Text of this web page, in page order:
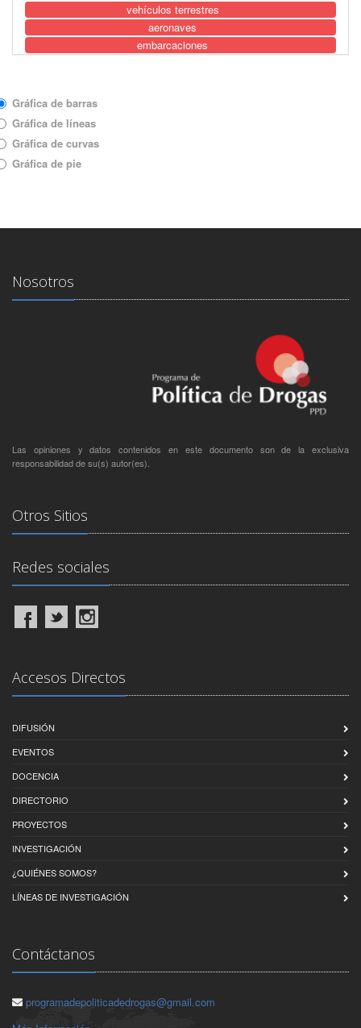
vehículos terrestres
aeronaves
embarcaciones
Gráfica de barras
Gráfica de líneas
Gráfica de curvas
Gráfica de pie
Nosotros
Las opiniones y datos contenidos en este documento son de la exclusiva
responsabilidad de su(s) autor(es).
Otros Sitios
Redes sociales
Accesos Directos
DIFUSIÓN
EVENTOS
DOCENCIA
DIRECTORIO
PROYECTOS
INVESTIGACIÓN
¿QUIÉNES SOMOS?
LÍNEAS DE INVESTIGACIÓN
Contáctanos
programadepoliticadedrogas@gmail.com